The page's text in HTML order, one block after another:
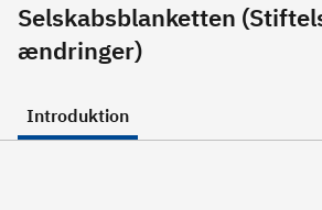
Selskabsblanketten
ændringer)
Introduktion